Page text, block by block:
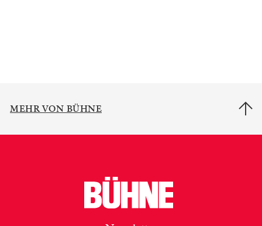
MEHR VON BÜHNE